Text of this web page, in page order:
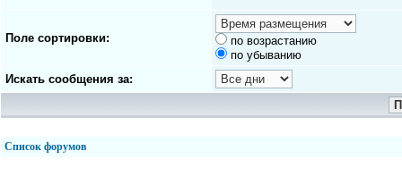
Поле сортировки:
по возрастанию
по убыванию
Искать сообщения за:
Список форумов